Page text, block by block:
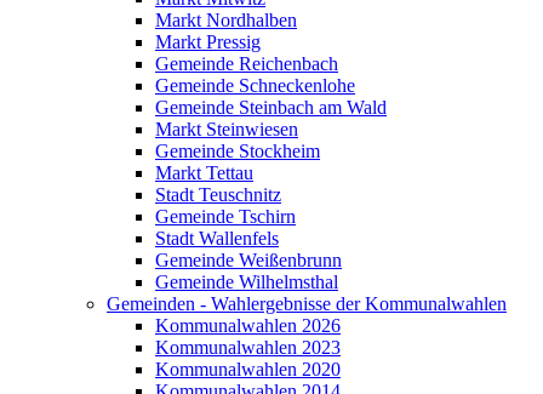
Markt Nordhalben
Markt Pressig
Gemeinde Reichenbach
Gemeinde Schneckenlohe
Gemeinde Steinbach am Wald
Markt Steinwiesen
Gemeinde Stockheim
Markt Tettau
Stadt Teuschnitz
Gemeinde Tschirn
Stadt Wallenfels
Gemeinde Weißenbrunn
Gemeinde Wilhelmsthal
Gemeinden - Wahlergebnisse der Kommunalwahlen
Kommunalwahlen 2026
Kommunalwahlen 2023
Kommunalwahlen 2020